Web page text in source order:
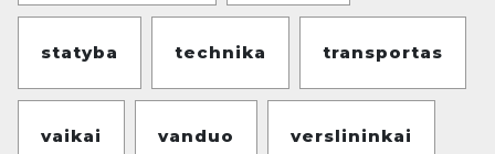
statyba technika transportas
vaikai vanduo verslininkai